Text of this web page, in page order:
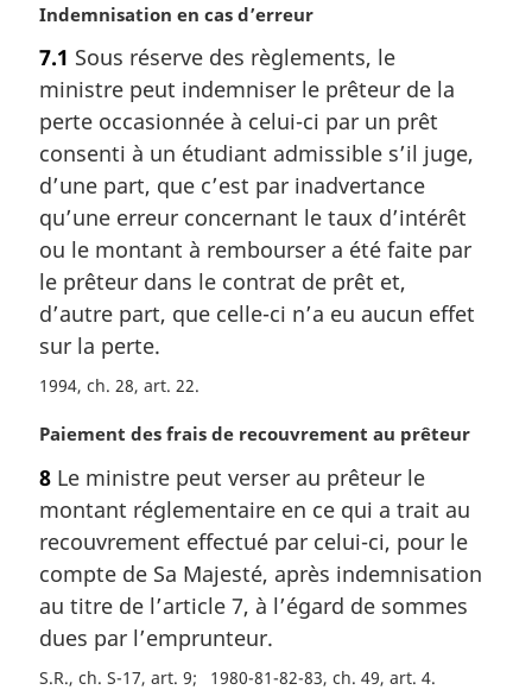
N
t
e
m
a
g
i
n
a
e
:
Indemnisation en cas d’erreur
7.1 Sous réserve des règlements, le
ministre peut indemniser le prêteur de la
perte occasionnée à celui-ci par un prêt
consenti à un étudiant admissible s’il juge,
d’une part, que c’est par inadvertance
qu’une erreur concernant le taux d’intérêt
ou le montant à rembourser a été faite par
le prêteur dans le contrat de prêt et,
d’autre part, que celle-ci n’a eu aucun effet
sur la perte.
1994, ch. 28, art. 22
N
t
e
m
r
g
i
n
Paiement des frais de recouvrement au prêteur
8 Le ministre peut verser au prêteur le
montant réglementaire en ce qui a trait au
recouvrement effectué par celui-ci, pour le
compte de Sa Majesté, après indemnisation
au titre de l’article 7, à l’égard de sommes
dues par l’emprunteur.
S.R., ch. S-17, art. 9 1980-81-82-83, ch. 49, art. 4